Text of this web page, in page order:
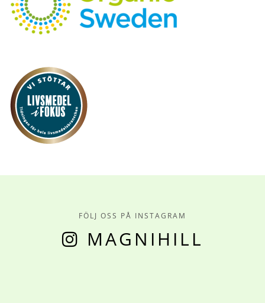
FÖLJ OSS PÅ INSTAGRAM
MAGNIHILL